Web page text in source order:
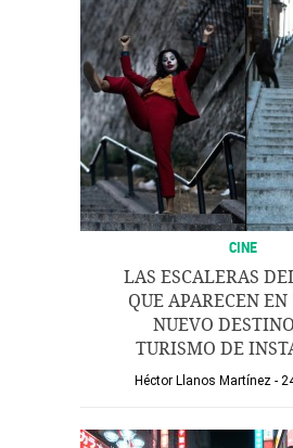
CINE
LAS ESCALERAS
QUE APARECEN EN
NUEVO
TURISMO DE
Héctor Llanos Martínez